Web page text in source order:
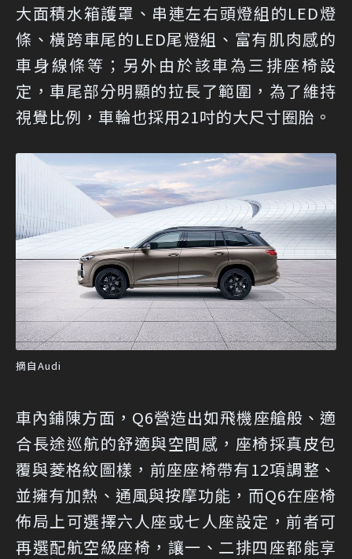
大面積水箱護罩、串連左右頭燈組的LED燈
條、橫跨車尾的LED尾燈組、富有肌肉感的
車身線條等；另外由於該車為三排座椅設
定，車尾部分明顯的拉長了範圍，為了維持
視覺比例，車輪也採用21吋的大尺寸圈胎。
摘自Audi
車內鋪陳方面，Q6營造出如飛機座艙般、適
合長途巡航的舒適與空間感，座椅採真皮包
覆與菱格紋圖樣，前座座椅帶有12項調整、
並擁有加熱、通風與按摩功能，而Q6在座椅
佈局上可選擇六人座或七人座設定，前者可
再選配航空級座椅，讓一、二排四座都能享